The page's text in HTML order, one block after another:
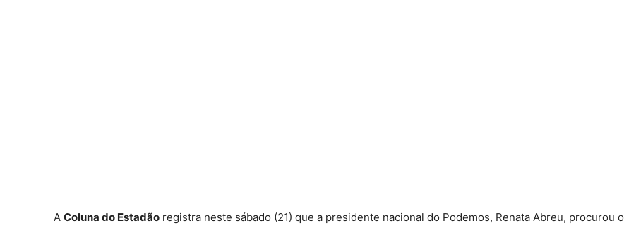
A Coluna do Estadão registra neste sábado (21) que a presidente nacional do Podemos, Renata Abreu, procurou o